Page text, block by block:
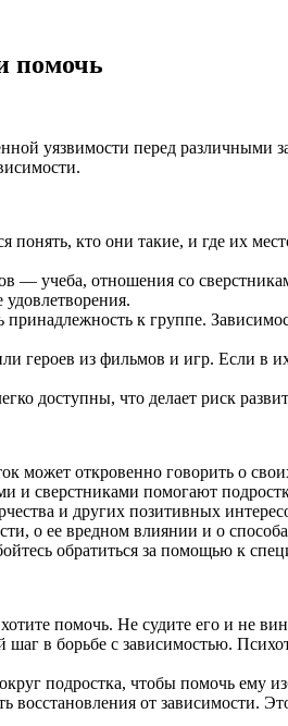
помочь
уязвимости перед
кто они такие, и где их
— учеба, отношения со
удовлетворения.
к группе.
героев из фильмов и игр. Если в
доступны, что делает риск
может откровенно говорить о
сверстниками помогают
и других позитивных
о ее вредном влиянии и о
обратиться за помощью к
помочь. Не судите его и не
в борьбе с зависимостью.
подростка, чтобы помочь ему
от зависимости.